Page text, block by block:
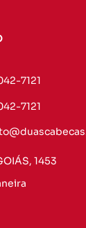
7121
7121
1453